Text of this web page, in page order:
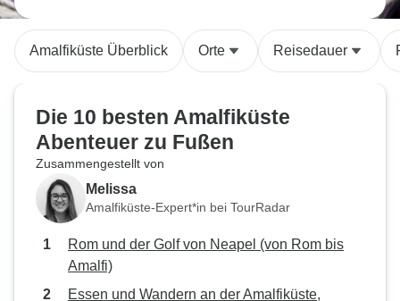
Amalfiküste Überblick Orte Reisedauer
Die 10 besten Amalfiküste
Abenteuer zu Fußen
Zusammengestellt von
Melissa
Amalfiküste-Expert*in bei TourRadar
Rom und der Golf von Neapel (von Rom bis
Amalfi)
Essen und Wandern an der Amalfiküste,